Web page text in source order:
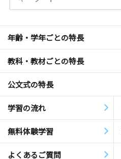
年齢・学年ごとの特長
教科・教材ごとの特長
公文式の特長
学習の流れ
無料体験学習
よくあるご質問